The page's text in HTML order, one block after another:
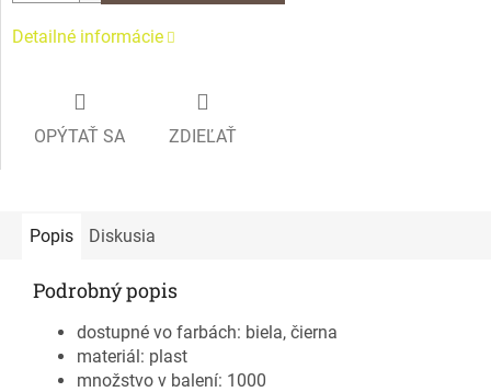
Detailné informácie
OPÝTAŤ SA ZDIEĽAŤ
Popis Diskusia
Podrobný popis
dostupné vo farbách: biela, čierna
materiál: plast
množstvo v balení: 1000